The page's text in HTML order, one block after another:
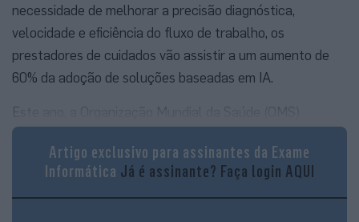
necessidade de melhorar a precisão diagnóstica,
velocidade e eficiência do fluxo de trabalho, os
prestadores de cuidados vão assistir a um aumento de
60% da adoção de soluções baseadas em IA.
Este ano, a Organização Mundial da Saúde (OMS)
reconheceu a importância dos diagnósticos na promoção
de melhores cuidados, tendo aprovado uma resolução
para fortalecer as capacidades diagnósticas.
Artigo exclusivo para assinantes da Exame
Informática Já é assinante? Faça login AQUI